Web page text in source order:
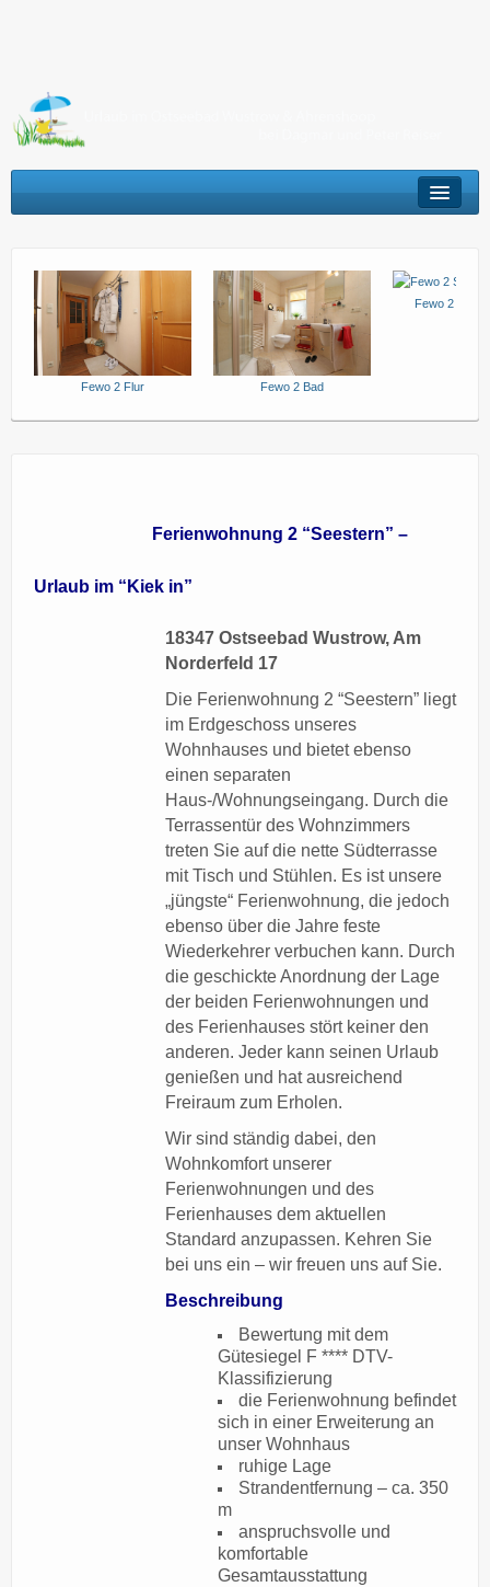
Ostseebad Wustrow
Ferienwohnungen
Ostseebad Ahrenshoop
Ferienwohnung
Fewo 2 Flur Fewo 2 Bad
Fewo 2
Ferienwohnung 2 “Seestern” –
Urlaub im “Kiek in”
18347 Ostseebad Wustrow, Am
Norderfeld 17
Die Ferienwohnung 2 “Seestern” liegt
im Erdgeschoss unseres
Wohnhauses und bietet ebenso
einen separaten
Haus-/Wohnungseingang. Durch die
Terrassentür des Wohnzimmers
treten Sie auf die nette Südterrasse
mit Tisch und Stühlen. Es ist unsere
„jüngste“ Ferienwohnung, die jedoch
ebenso über die Jahre feste
Wiederkehrer verbuchen kann. Durch
die geschickte Anordnung der Lage
der beiden Ferienwohnungen und
des Ferienhauses stört keiner den
anderen. Jeder kann seinen Urlaub
genießen und hat ausreichend
Freiraum zum Erholen.
Wir sind ständig dabei, den
Wohnkomfort unserer
Ferienwohnungen und des
Ferienhauses dem aktuellen
Standard anzupassen. Kehren Sie
bei uns ein – wir freuen uns auf Sie.
Beschreibung
Bewertung mit dem
Gütesiegel F **** DTV-
Klassifizierung
die Ferienwohnung befindet
sich in einer Erweiterung an
unser Wohnhaus
ruhige Lage
Strandentfernung – ca. 350
m
anspruchsvolle und
komfortable
Gesamtausstattung